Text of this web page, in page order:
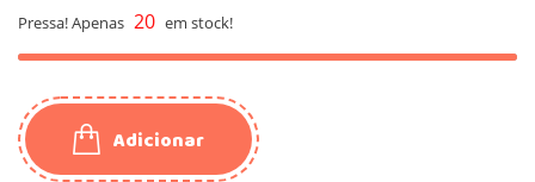
Pressa! Apenas 20 em stock!
Adicionar